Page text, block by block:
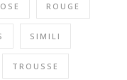
ROUGE
SIMILI
TROUSSE